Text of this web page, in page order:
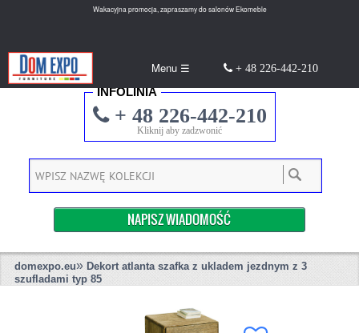
Wakacyjna promocja, zapraszamy do salonów Ekomeble
Menu ☰ + 48 226-442-210
INFOLINIA
+ 48 226-442-210
Kliknij aby zadzwonić
NAPISZ WIADOMOŚĆ
domexpo.eu» Dekort atlanta szafka z ukladem jezdnym z 3
szufladami typ 85